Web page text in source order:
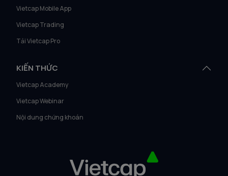
Vietcap Mobile App
Vietcap Trading
Tải Vietcap Pro
KIẾN THỨC
Vietcap Academy
Vietcap Webinar
Nội dung chứng khoán